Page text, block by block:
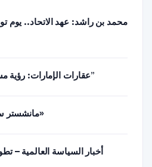
محمد بن راشد: عهد الاتحاد.. يوم
“عقارات الإمارات: رؤية مستقبلية تحت راية الاتحاد”
مانشستر سيتي.. «الصفقة الخامسة»
أخبار السياسة العالمية –